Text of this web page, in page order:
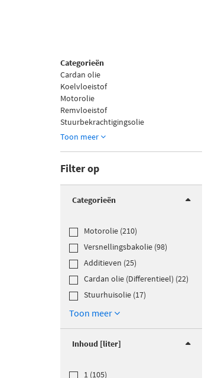
Categorieën
Cardan olie
Koelvloeistof
Motorolie
Remvloeistof
Stuurbekrachtigingsolie
Toon meer
Filter op
Categorieën
Motorolie (210)
Versnellingsbakolie (98)
Additieven (25)
Cardan olie (Differentieel) (22)
Stuurhuisolie (17)
Toon meer
Inhoud [liter]
1 (105)